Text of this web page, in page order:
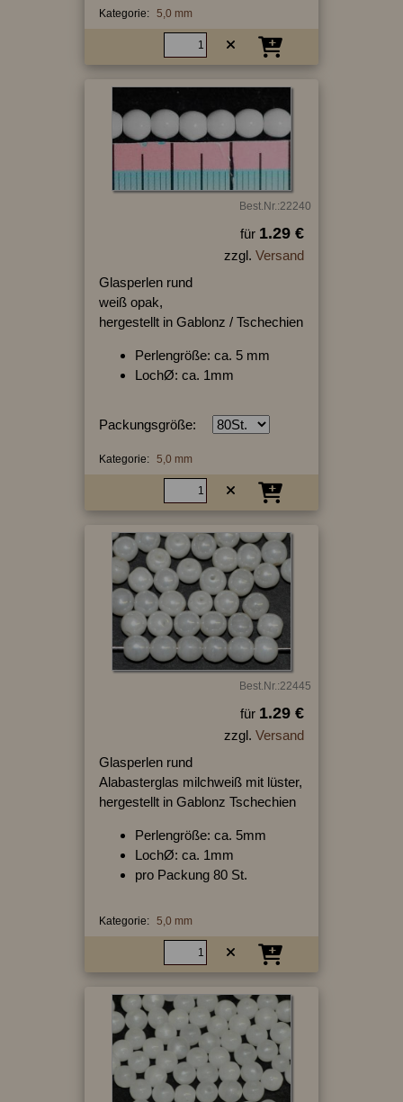
Kategorie: 5,0 mm
Best.Nr.:22240
für 1.29 €
zzgl. Versand
Glasperlen rund
weiß opak,
hergestellt in Gablonz / Tschechien
Perlengröße: ca. 5 mm
LochØ: ca. 1mm
Packungsgröße:
Kategorie: 5,0 mm
Best.Nr.:22445
für 1.29 €
zzgl. Versand
Glasperlen rund
Alabasterglas milchweiß mit lüster,
hergestellt in Gablonz Tschechien
Perlengröße: ca. 5mm
LochØ: ca. 1mm
pro Packung 80 St.
Kategorie: 5,0 mm